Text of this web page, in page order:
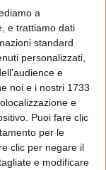
a
e trattiamo dati
standard
personalizzati,
e
noi e i nostri 1733
e
Puoi fare clic
per le
clic per negare il
e modificare
al loro brano
alcuni loro
" e "Laura
con il loro
"Renganek" e
iliveprevisti
date:
Arcimboldi,